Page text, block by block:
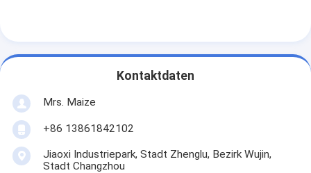
Kontaktdaten
Mrs. Maize
+86 13861842102
Jiaoxi Industriepark, Stadt Zhenglu, Bezirk Wujin,
Stadt Changzhou